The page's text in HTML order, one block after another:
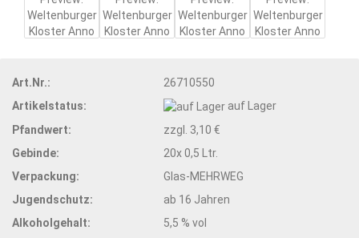
Art.Nr.:
26710550
Artikelstatus:
auf Lager
Pfandwert:
zzgl. 3,10 €
Gebinde:
20x 0,5 Ltr.
Verpackung:
Glas-MEHRWEG
Jugendschutz:
ab 16 Jahren
Alkoholgehalt:
5,5 % vol